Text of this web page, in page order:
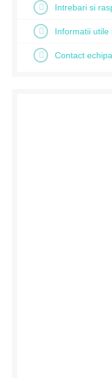
Intrebari si
Informatii utile
Contact